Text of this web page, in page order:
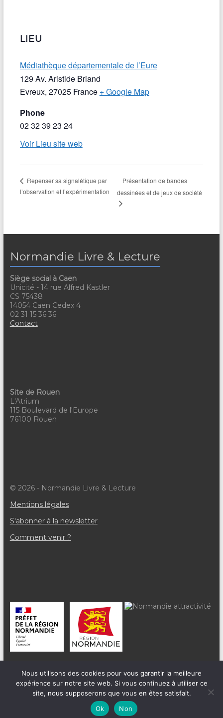
LIEU
Médiathèque départementale de l’Eure
129 Av. Aristide Briand
Evreux, 27025 France + Google Map
Phone
02 32 39 23 24
Voir Lieu site web
Repenser sa signalétique par
l’observation et l’expérimentation
Présentation de bandes
dessinées et de jeux de société
Normandie Livre & Lecture
Siège social à Caen
Unicité - 14 rue Alfred Kastler
CS 75438
14054 Caen Cedex 4
02 31 15 36 36
Contact
Site de Rouen
L'Atrium
115 Boulevard de l'Europe
76100 Rouen
© 2026 - Normandie Livre & Lecture
Mentions légales
S'abonner à la newsletter
Comment venir ?
HTML Snippets Powered By :XYZScripts.com
Nous utilisons des cookies pour vous garantir la meilleure
expérience sur notre site web. Si vous continuez à utiliser ce
site, nous supposerons que vous en êtes satisfait.
Ok
Non